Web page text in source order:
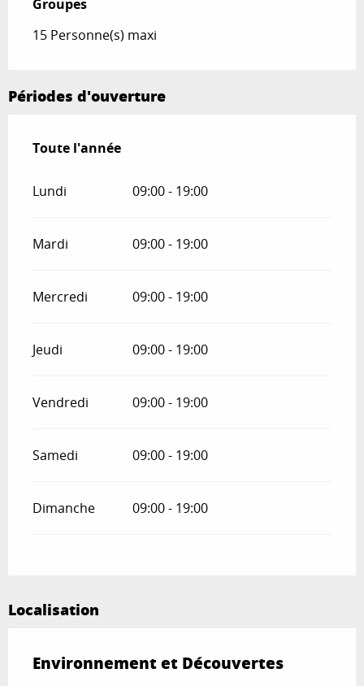
Groupes
Groupes
15 Personne(s) maxi
Périodes d'ouverture
Toute l'année
Toute l'année
Lundi 09:00 - 19:00
Mardi 09:00 - 19:00
Mercredi 09:00 - 19:00
Jeudi 09:00 - 19:00
Vendredi 09:00 - 19:00
Samedi 09:00 - 19:00
Dimanche 09:00 - 19:00
Localisation
Environnement et Découvertes